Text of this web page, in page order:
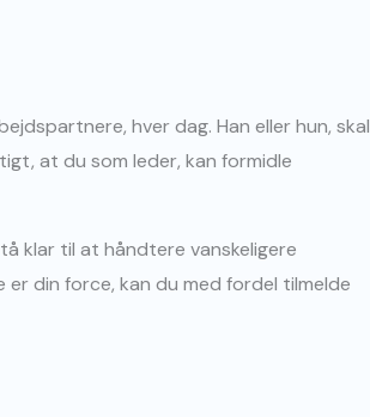
hver dag. Han eller hun, skal
at du som leder, kan formidle
klar til at håndtere vanskeligere
er din force, kan du med fordel tilmelde